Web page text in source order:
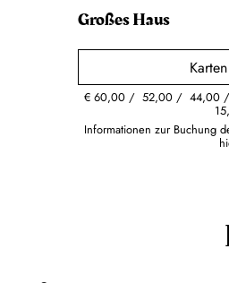
Großes Haus
Karten
€60,00 52,00 44,00
Informationen zur Buchung